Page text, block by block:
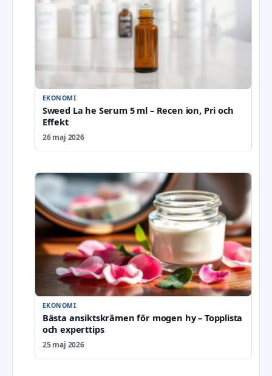
EKONOMI
Sweed La he Serum 5 ml – Recen ion, Pri och
Effekt
26 maj 2026
EKONOMI
Bästa ansiktskrämen för mogen hy – Topplista
och experttips
25 maj 2026